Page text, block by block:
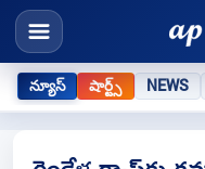
న్యూస్ షార్ట్స్ NEWS